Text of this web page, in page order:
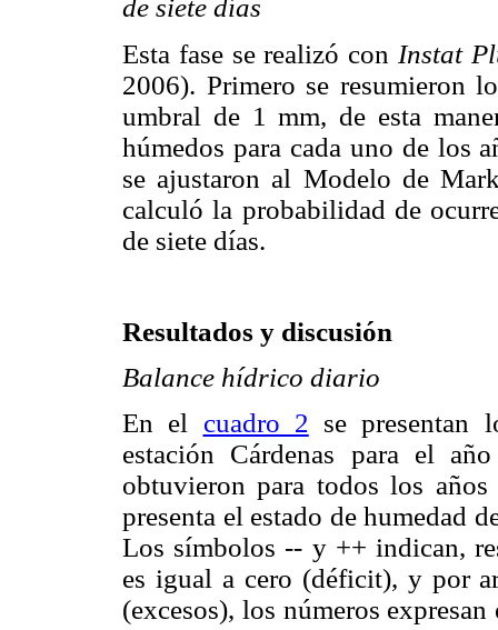
de siete días
Esta fase se realizó con Instat
2006). Primero se resumieron
umbral de 1 mm, de esta
húmedos para cada uno de los
se ajustaron al Modelo de
calculó la probabilidad de
de siete días.
Resultados y discusión
Balance hídrico diario
En el cuadro 2 se presentan
estación Cárdenas para el
obtuvieron para todos los
presenta el estado de humedad
Los símbolos -- y ++ indican,
es igual a cero (déficit), y por
(excesos), los números